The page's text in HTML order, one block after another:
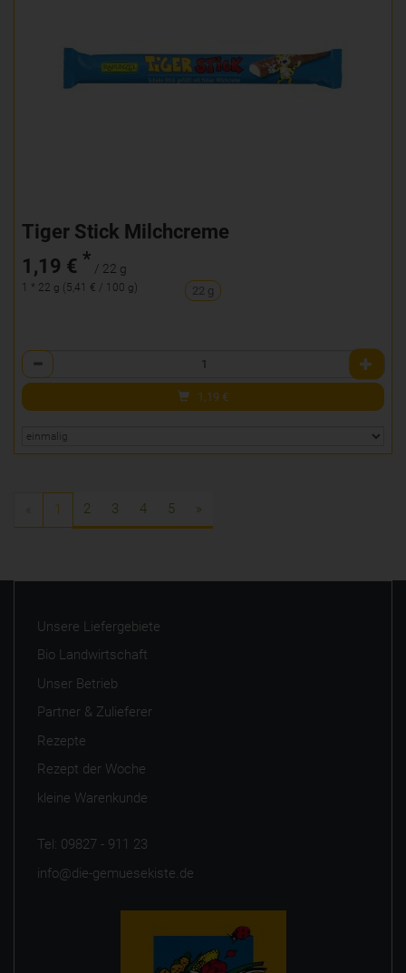
Tiger Stick Milchcreme
1,19 € * / 22 g
1 * 22 g (5,41 € / 100 g) 22 g
Anzahl
1,19 €
1 2 3 4 5 »
Unsere Liefergebiete
Bio Landwirtschaft
Unser Betrieb
Partner & Zulieferer
Rezepte
Rezept der Woche
kleine Warenkunde
Tel: 09827 - 911 23
info@die-gemuesekiste.de